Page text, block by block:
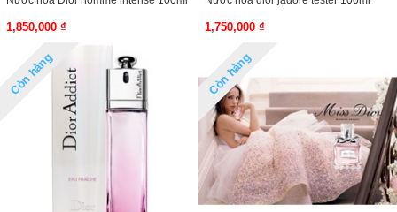
1,850,000 ₫ 1,750,000 ₫
Còn hàng Còn hàng